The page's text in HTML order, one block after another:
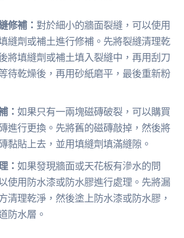
修補：對於細小的牆面裂縫，可以使用
縫劑或補土進行修補。先將裂縫清理乾
將填縫劑或補土填入裂縫中，再用刮刀
待乾燥後，再用砂紙磨平，最後重新粉
：如果只有一兩塊磁磚破裂，可以購買
進行更換。先將舊的磁磚敲掉，然後將
黏貼上去，並用填縫劑填滿縫隙。
：如果發現牆面或天花板有滲水的問
使用防水漆或防水膠進行處理。先將漏
清理乾淨，然後塗上防水漆或防水膠，
防水層。